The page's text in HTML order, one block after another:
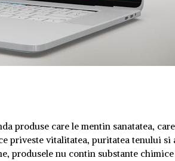
produse care le mentin sanatatea,
priveste vitalitatea, puritatea tenului si
produsele nu contin substante chimice